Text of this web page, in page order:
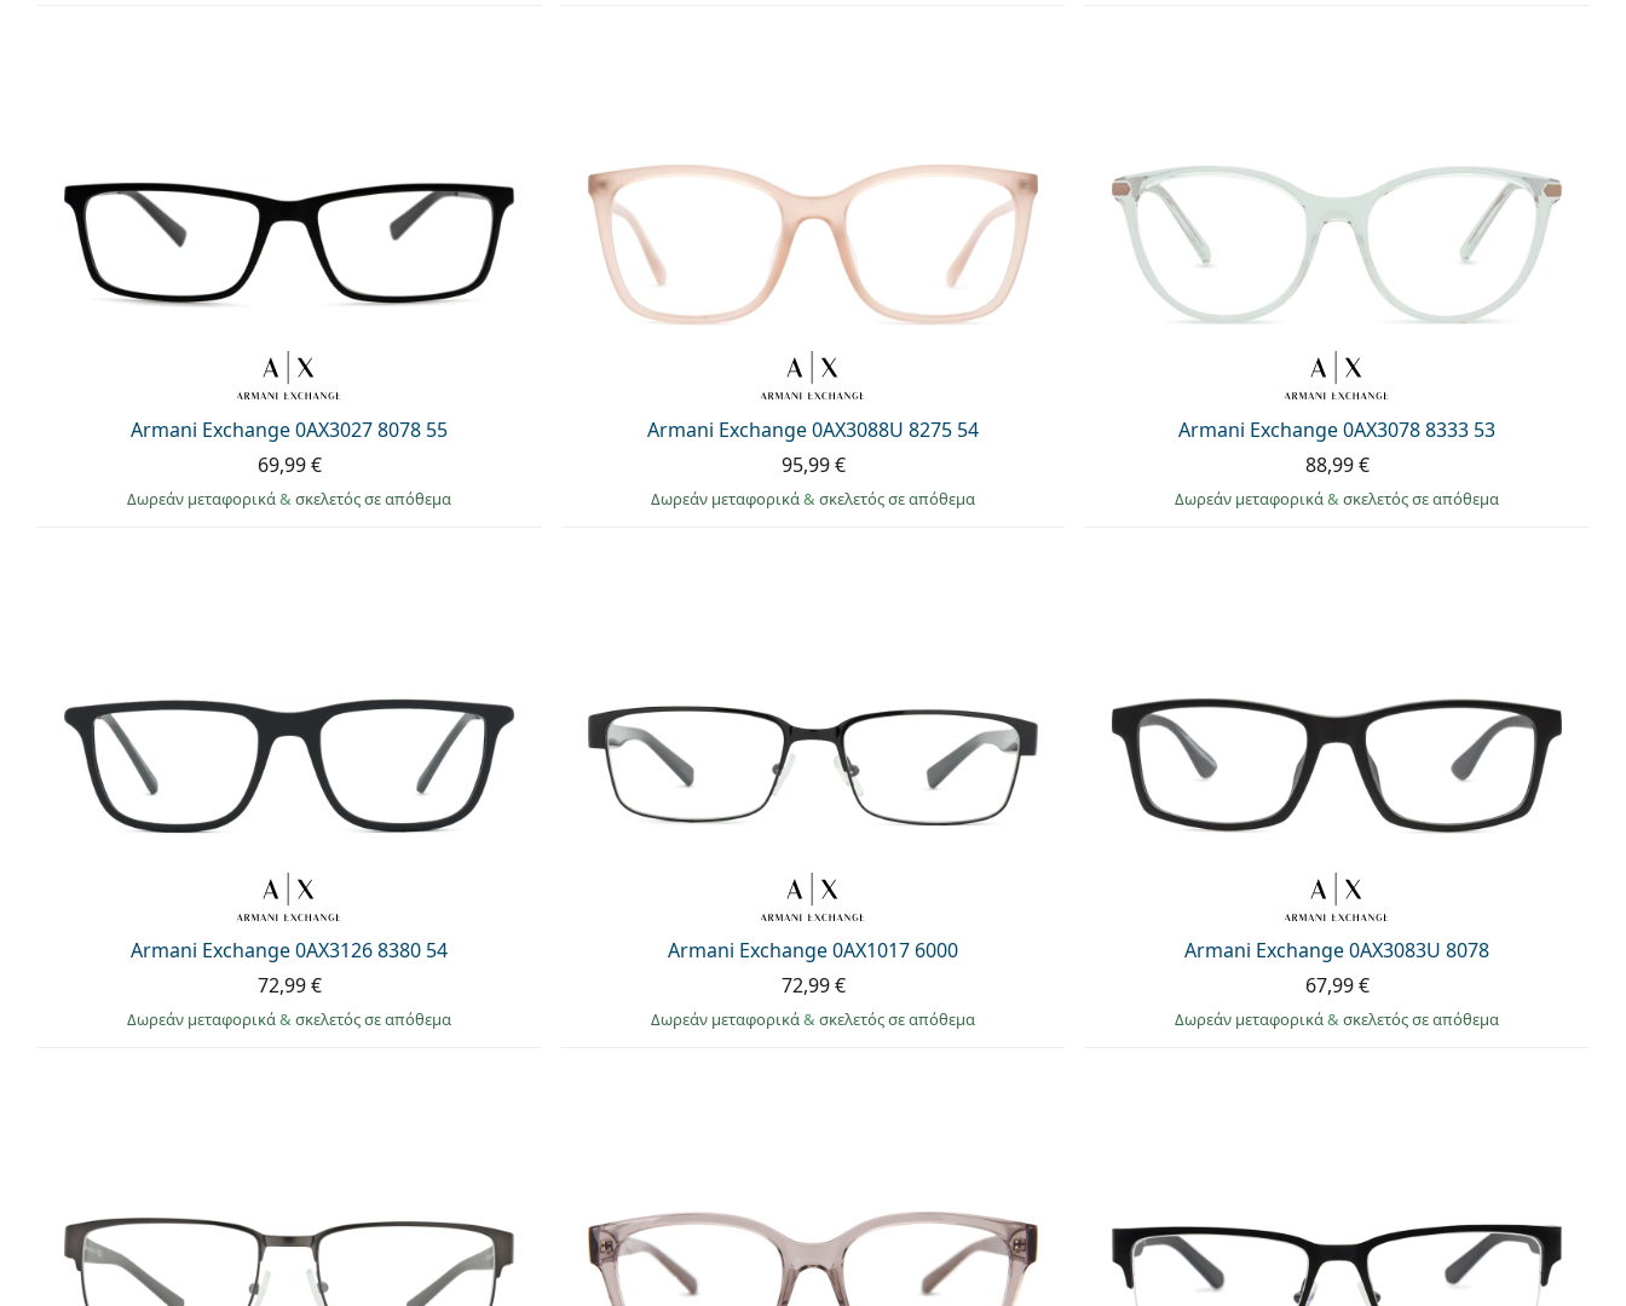
Armani Exchange 0AX3027 8078 55
69,99 €
Δωρεάν μεταφορικά& σκελετός σε απόθεμα
Armani Exchange 0AX3088U 8275 54
95,99 €
Δωρεάν μεταφορικά& σκελετός σε απόθεμα
Armani Exchange 0AX3078 8333 53
88,99 €
Δωρεάν μεταφορικά& σκελετός σε απόθεμα
Armani Exchange 0AX3126 8380 54
72,99 €
Δωρεάν μεταφορικά& σκελετός σε απόθεμα
Armani Exchange 0AX1017 6000
72,99 €
Δωρεάν μεταφορικά& σκελετός σε απόθεμα
Armani Exchange 0AX3083U 8078
67,99 €
Δωρεάν μεταφορικά& σκελετός σε απόθεμα